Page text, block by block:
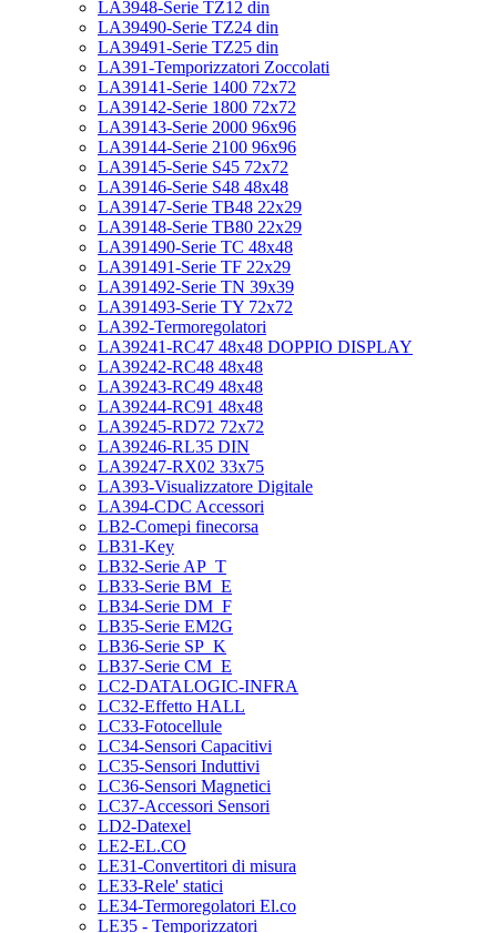
LA3948-Serie TZ12 din
LA39490-Serie TZ24 din
LA39491-Serie TZ25 din
LA391-Temporizzatori Zoccolati
LA39141-Serie 1400 72x72
LA39142-Serie 1800 72x72
LA39143-Serie 2000 96x96
LA39144-Serie 2100 96x96
LA39145-Serie S45 72x72
LA39146-Serie S48 48x48
LA39147-Serie TB48 22x29
LA39148-Serie TB80 22x29
LA391490-Serie TC 48x48
LA391491-Serie TF 22x29
LA391492-Serie TN 39x39
LA391493-Serie TY 72x72
LA392-Termoregolatori
LA39241-RC47 48x48 DOPPIO DISPLAY
LA39242-RC48 48x48
LA39243-RC49 48x48
LA39244-RC91 48x48
LA39245-RD72 72x72
LA39246-RL35 DIN
LA39247-RX02 33x75
LA393-Visualizzatore Digitale
LA394-CDC Accessori
LB2-Comepi finecorsa
LB31-Key
LB32-Serie AP_T
LB33-Serie BM_E
LB34-Serie DM_F
LB35-Serie EM2G
LB36-Serie SP_K
LB37-Serie CM_E
LC2-DATALOGIC-INFRA
LC32-Effetto HALL
LC33-Fotocellule
LC34-Sensori Capacitivi
LC35-Sensori Induttivi
LC36-Sensori Magnetici
LC37-Accessori Sensori
LD2-Datexel
LE2-EL.CO
LE31-Convertitori di misura
LE33-Rele' statici
LE34-Termoregolatori El.co
LE35 - Temporizzatori